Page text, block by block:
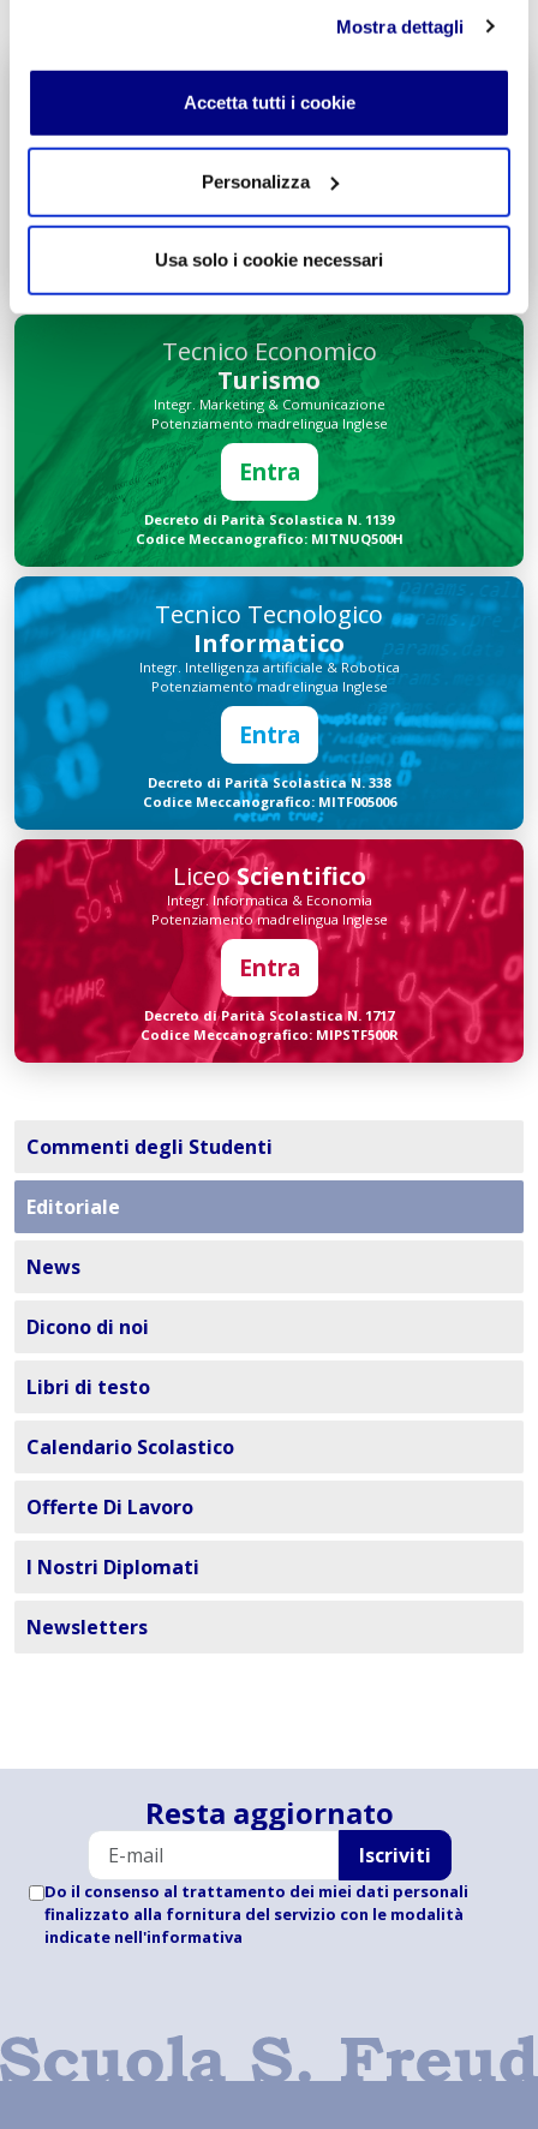
Mostra dettagli
Accetta tutti i cookie
Personalizza
Usa solo i cookie necessari
Liceo delle Scienze Umane
Economico Sociale
Integr. Psicologia & Sociologia
Entra
Decreto di Parità Scolastica N. 2684
Tecnico Economico
Turismo
Integr. Marketing & Comunicazione
Potenziamento madrelingua Inglese
Entra
Decreto di Parità Scolastica N. 1139
Codice Meccanografico: MITNUQ500H
Tecnico Tecnologico
Informatico
Integr. Intelligenza artificiale & Robotica
Potenziamento madrelingua Inglese
Entra
Decreto di Parità Scolastica N. 338
Codice Meccanografico: MITF005006
LiceoScientifico
Integr. Informatica & Economia
Potenziamento madrelingua Inglese
Entra
Decreto di Parità Scolastica N. 1717
Codice Meccanografico: MIPSTF500R
Commenti degli Studenti
Editoriale
News
Dicono di noi
Libri di testo
Calendario Scolastico
Offerte Di Lavoro
I Nostri Diplomati
Newsletters
Resta aggiornato
Iscriviti
Do il consenso al trattamento dei miei dati personali
finalizzato alla fornitura del servizio con le modalità
indicate nell'informativa